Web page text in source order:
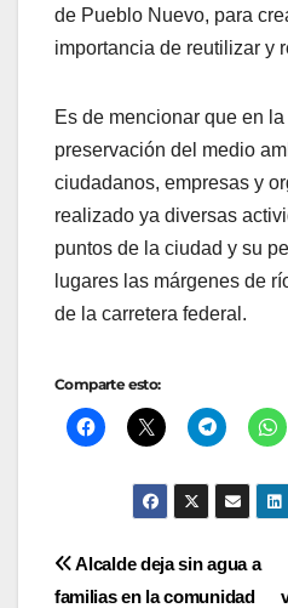
de Pueblo Nuevo, para
importancia de reutilizar y
Es de mencionar que en
preservación del medio
ciudadanos, empresas y
realizado ya diversas
puntos de la ciudad y su
lugares las márgenes de
de la carretera federal.
Comparte esto:
Navegación
Alcalde deja sin agua a
familias en la comunidad